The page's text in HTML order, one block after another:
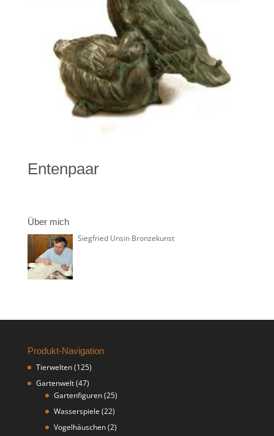
Entenpaar
Über mich
Siegfried Unsin Bronzekunst
Produkt-Navigation
Tierwelten(125)
Gartenwelt(47)
Gartenfiguren(25)
Wasserspiele (22)
Vogelhäuschen(2)